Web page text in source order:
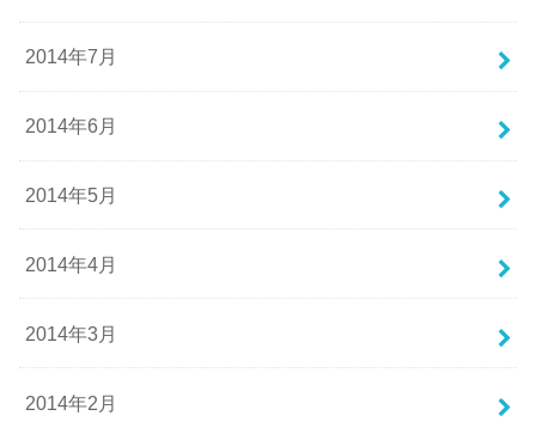
2014年7月
2014年6月
2014年5月
2014年4月
2014年3月
2014年2月